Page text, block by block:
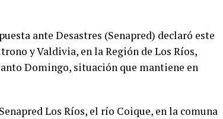
ante Desastres (Senapred) declaró este
y Valdivia, en la Región de Los Ríos,
Domingo, situación que mantiene en
Los Ríos, el río Coique, en la comuna